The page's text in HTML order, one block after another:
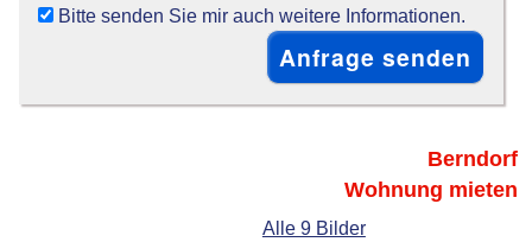
Bitte senden Sie mir auch weitere Informationen.
Berndorf
Wohnung mieten
Alle 9 Bilder